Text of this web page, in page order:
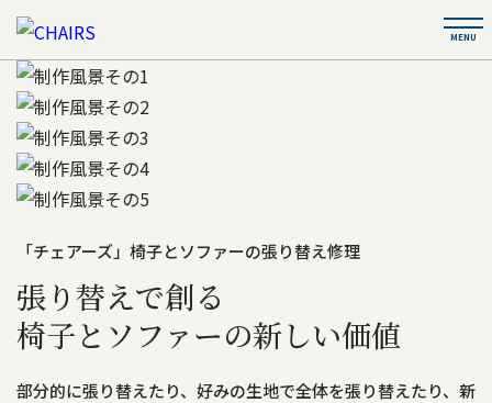
「チェアーズ」椅子とソファーの張り替え修理
張り替えで創る
椅子とソファーの新しい価値
部分的に張り替えたり、好みの生地で全体を張り替えたり、新